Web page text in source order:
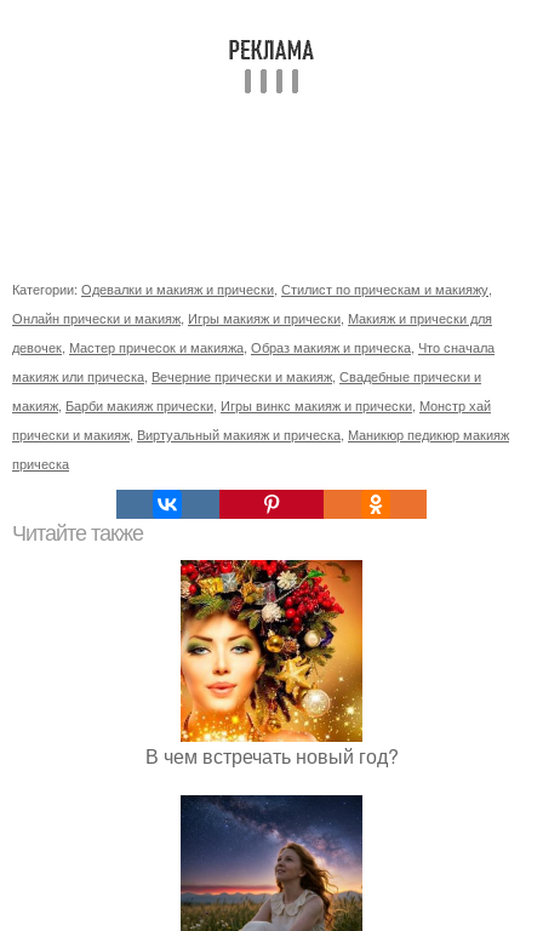
Категории: Одевалки и макияж и прически Стилист по прическам и макияжу
Онлайн прически и макияж Игры макияж и прически Макияж и прически для
девочек Мастер причесок и макияжа Образ макияж и прическа Что сначала
макияж или прическа Вечерние прически и макияж Свадебные прически и
макияж Барби макияж прически Игры винкс макияж и прически Монстр хай
прически и макияж Виртуальный макияж и прическа Маникюр педикюр макияж
прическа
Читайте также
В чем встречать новый год?